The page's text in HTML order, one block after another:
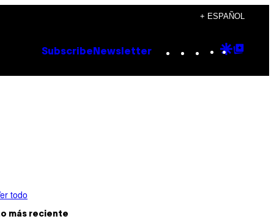
+ ESPAÑOL
Subscribe Newsletter Instagram
TikTok
YouTube
Google
todo
más reciente